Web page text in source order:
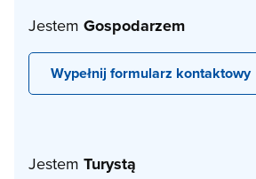
Jestem Gospodarzem
Wypełnij formularz kontaktowy
Jestem Turystą